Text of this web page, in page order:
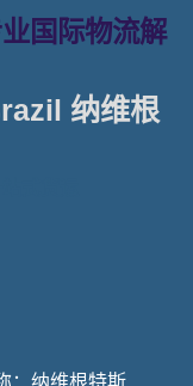
国际物流解
纳维根